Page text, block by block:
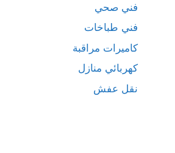
فني صحي
فني طباخات
كاميرات مراقبة
كهربائي منازل
نقل عفش